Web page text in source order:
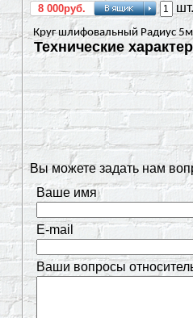
8 000руб. шт.
Круг шлифовальный Радиус
Технические
Вы можете задать нам
Ваше имя
E-mail
Ваши вопросы